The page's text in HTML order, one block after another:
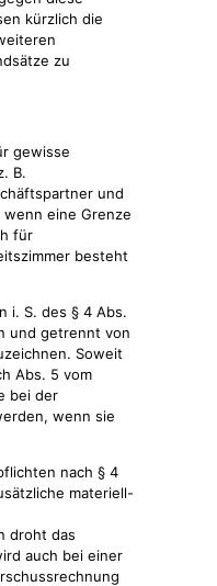
kürzlich die
zu
gewisse
B.
und
eine Grenze
für
besteht
i. S. des § 4 Abs.
und getrennt von
Soweit
Abs. 5 vom
bei der
wenn sie
nach § 4
materiell-
droht das
auch bei einer